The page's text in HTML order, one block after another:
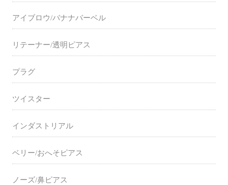
アイブロウ/バナナバーベル
リテーナー/透明ピアス
プラグ
ツイスター
インダストリアル
ベリー/おへそピアス
ノーズ/鼻ピアス